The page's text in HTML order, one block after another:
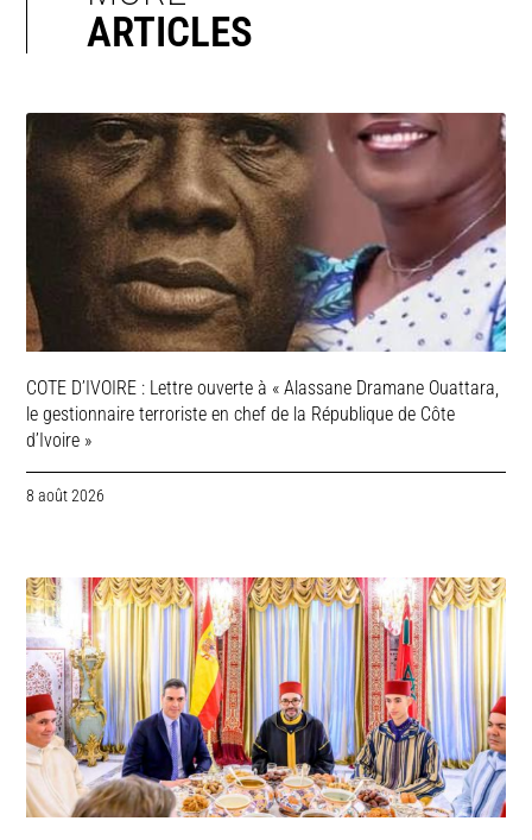
ARTICLES
COTE D’IVOIRE : Lettre ouverte à « Alassane Dramane Ouattara,
le gestionnaire terroriste en chef de la République de Côte
d’Ivoire »
8 août 2026